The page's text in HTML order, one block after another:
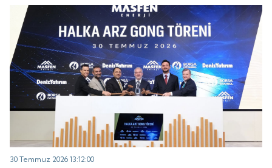
30 Temmuz 2026 13:12:00